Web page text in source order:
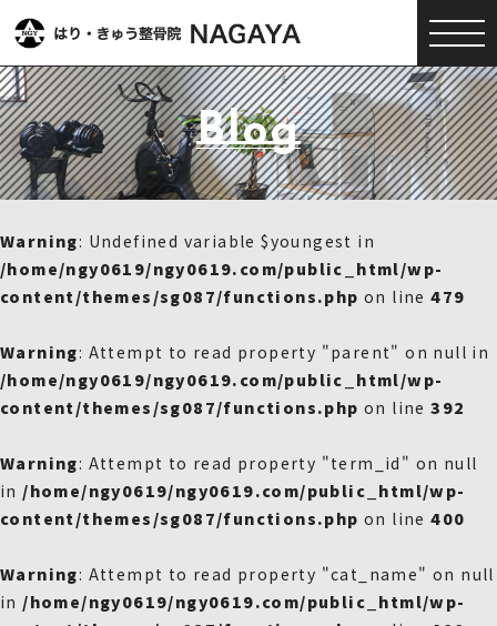
Blog
Warning: Undefined variable $youngest in
/home/ngy0619/ngy0619.com/public_html/wp-
content/themes/sg087/functions.php on line479
Warning: Attempt to read property "parent" on null in
/home/ngy0619/ngy0619.com/public_html/wp-
content/themes/sg087/functions.php on line392
Warning: Attempt to read property "term_id" on null
in /home/ngy0619/ngy0619.com/public_html/wp-
content/themes/sg087/functions.php on line400
Warning: Attempt to read property "cat_name" on null
in /home/ngy0619/ngy0619.com/public_html/wp-